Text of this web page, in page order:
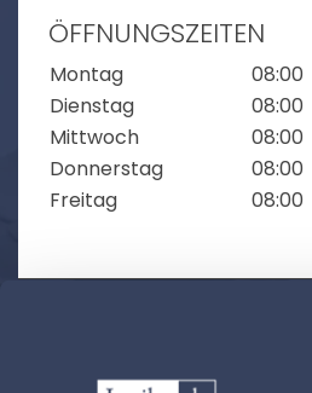
ÖFFNUNGSZEITEN
Montag 08:00
Dienstag
08:00
Mittwoch
08:00
Donnerstag
08:00
Freitag
08:00